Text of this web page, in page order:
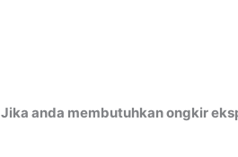
Jika anda membutuhkan ongkir